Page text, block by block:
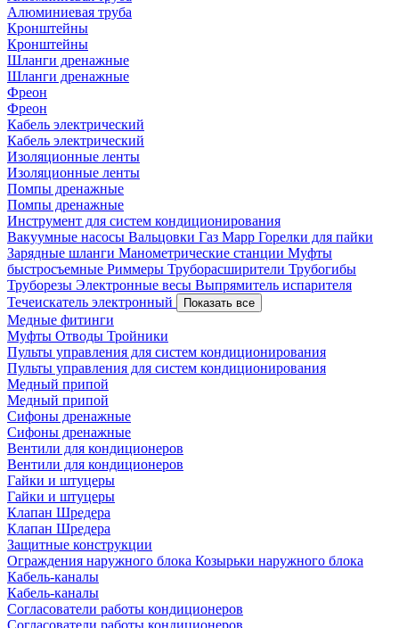
Алюминиевая труба
Кронштейны
Кронштейны
Шланги дренажные
Шланги дренажные
Фреон
Фреон
Кабель электрический
Кабель электрический
Изоляционные ленты
Изоляционные ленты
Помпы дренажные
Помпы дренажные
Инструмент для систем кондиционирования
Вакуумные насосы Вальцовки Газ Mapp Горелки для пайки
Зарядные шланги Манометрические станции Муфты
быстросъемные Риммеры Труборасширители Трубогибы
Труборезы Электронные весы Выпрямитель испарителя
Течеискатель электронный
Показать все
Медные фитинги
Муфты Отводы Тройники
Пульты управления для систем кондиционирования
Пульты управления для систем кондиционирования
Медный припой
Медный припой
Сифоны дренажные
Сифоны дренажные
Вентили для кондиционеров
Вентили для кондиционеров
Гайки и штуцеры
Гайки и штуцеры
Клапан Шредера
Клапан Шредера
Защитные конструкции
Ограждения наружного блока Козырьки наружного блока
Кабель-каналы
Кабель-каналы
Согласователи работы кондиционеров
Согласователи работы кондиционеров